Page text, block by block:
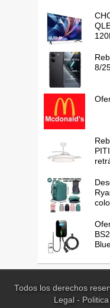
8/
Todos los derechos
Legal -